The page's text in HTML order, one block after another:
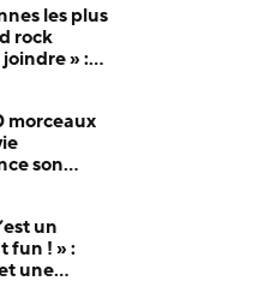
les plus
rock
» :
morceaux
son
un
fun ! » :
une